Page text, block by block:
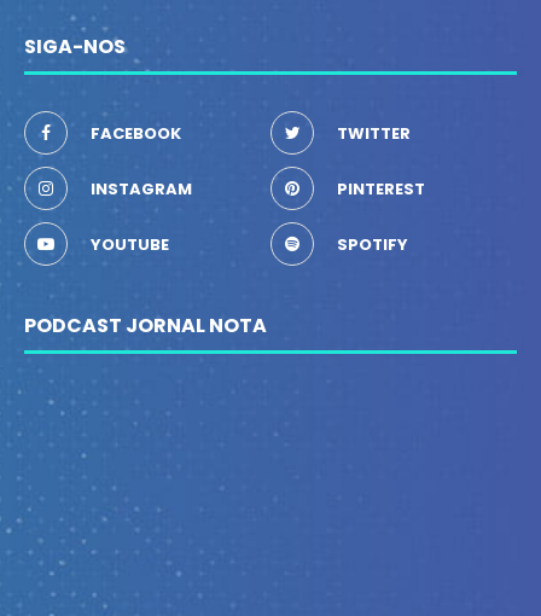
SIGA-NOS
FACEBOOK TWITTER
INSTAGRAM PINTEREST
YOUTUBE SPOTIFY
PODCAST JORNAL NOTA